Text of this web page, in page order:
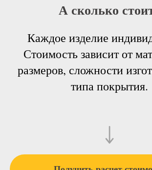
А сколько
Каждое изделие
Стоимость зависит от
размеров, сложности
типа покрытия.